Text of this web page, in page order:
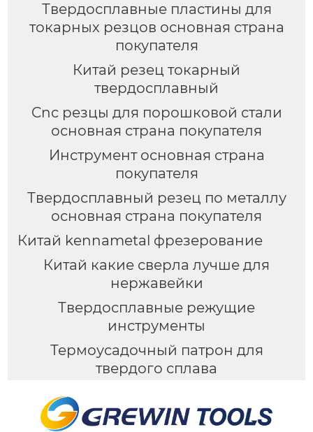
Твердосплавные пластины для
токарных резцов основная страна
покупателя
Китай резец токарный
твердосплавный
Cnc резцы для порошковой стали
основная страна покупателя
Инструмент основная страна
покупателя
Твердосплавный резец по металлу
основная страна покупателя
Китай kennametal фрезерование
Китай какие сверла лучше для
нержавейки
Твердосплавные режущие
инструменты
Термоусадочный патрон для
твердого сплава